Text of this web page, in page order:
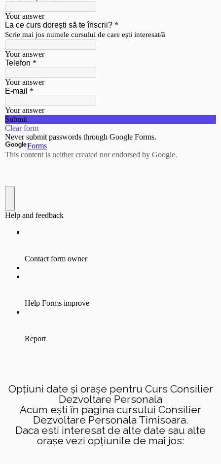
Opțiuni date și orașe pentru Curs Consilier
Dezvoltare Personala
Acum ești în pagina cursului Consilier
Dezvoltare Personala Timisoara.
Daca esti interesat de alte date sau alte
orașe vezi opțiunile de mai jos: